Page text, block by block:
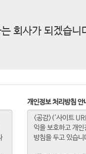
회사가 되겠습니
개인정보 처리방침 안